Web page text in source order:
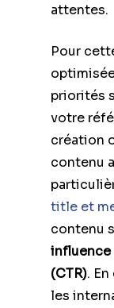
attentes.
Pour
priorités
votre
création
contenu
title et
contenu
(CTR).
les